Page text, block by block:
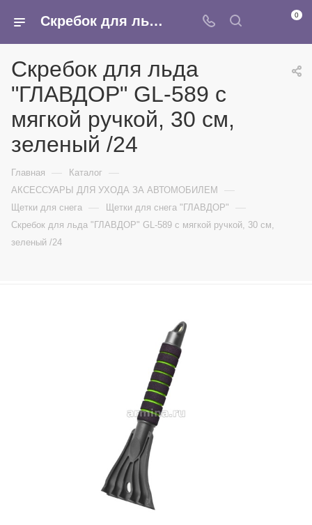
Скребок для льда "ГЛАВДОР" GL-589 с мягкой ручкой, 30 см, зеленый /24 - купить в интернет-магазине Армина 0
Скребок для льда
"ГЛАВДОР" GL-589 с
мягкой ручкой, 30 см,
зеленый /24
Главная — Каталог —
АКСЕССУАРЫ ДЛЯ УХОДА ЗА АВТОМОБИЛЕМ —
Щетки для снега — Щетки для снега "ГЛАВДОР" —
Скребок для льда "ГЛАВДОР" GL-589 с мягкой ручкой, 30 см,
зеленый /24